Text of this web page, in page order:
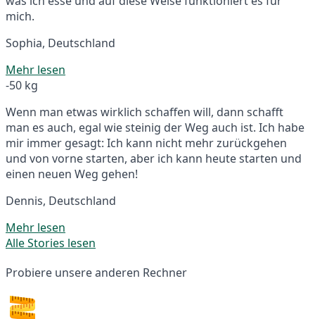
mich.
Sophia, Deutschland
Mehr lesen
-50 kg
Wenn man etwas wirklich schaffen will, dann schafft
man es auch, egal wie steinig der Weg auch ist. Ich habe
mir immer gesagt: Ich kann nicht mehr zurückgehen
und von vorne starten, aber ich kann heute starten und
einen neuen Weg gehen!
Dennis, Deutschland
Mehr lesen
Alle Stories lesen
Probiere unsere anderen Rechner